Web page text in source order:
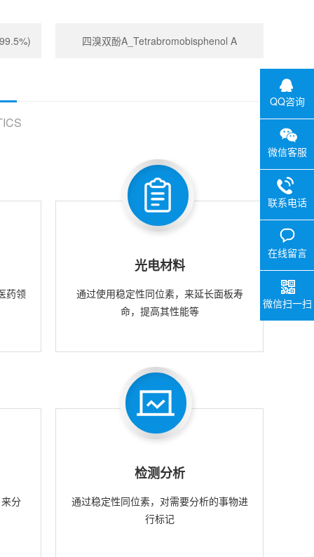
四溴双酚A_Tetrabromobisphenol A
药领
光电材料
通过使用稳定性同位素，来延长面板寿
命，提高其性能等
分
检测分析
通过稳定性同位素，对需要分析的事物进
行标记
QQ咨询
微信客服
联系电话
在线留言
微信扫一扫